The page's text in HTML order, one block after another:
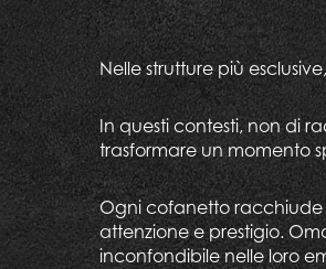
Nelle strutture più
In questi contesti, non di
trasformare un momento
Ogni cofanetto racchiude
attenzione e prestigio.
inconfondibile nelle loro